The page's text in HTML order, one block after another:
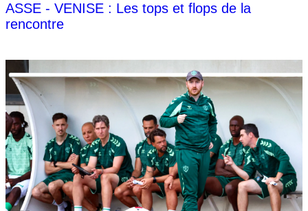
ASSE - VENISE : Les tops et flops de la
rencontre